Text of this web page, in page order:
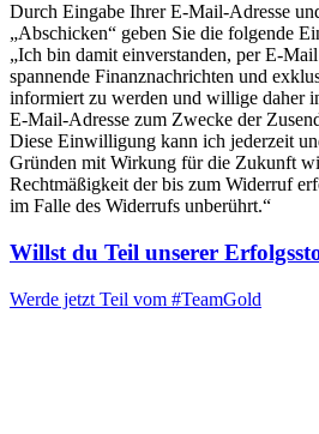
Durch Eingabe Ihrer E-Mail-Adresse
„Abschicken“ geben Sie die folgende
„Ich bin damit einverstanden, per E-
spannende Finanznachrichten und
informiert zu werden und willige daher
E-Mail-Adresse zum Zwecke der
Diese Einwilligung kann ich jederzeit
Gründen mit Wirkung für die Zukunft
Rechtmäßigkeit der bis zum Widerruf
im Falle des Widerrufs unberührt.“
Willst du Teil unserer
Werde jetzt Teil vom #TeamGold